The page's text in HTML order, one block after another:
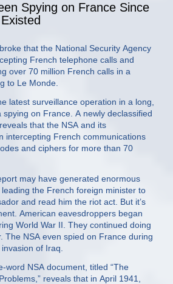
Spying on France Since
that the National Security Agency
French telephone calls and
over 70 million French calls in a
to Le Monde.
latest surveillance operation in a long,
spying on France. A newly declassified
that the NSA and its
intercepting French communications
and ciphers for more than 70
may have generated enormous
the French foreign minister to
and read him the riot act. But it’s
American eavesdroppers began
World War II. They continued doing
The NSA even spied on France during
of Iraq.
word NSA document, titled “The
reveals that in April 1941,